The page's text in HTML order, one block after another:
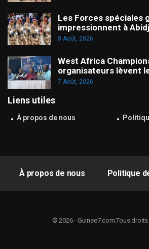
Les Forces spéciales
impressionnent à
8 Août, 2026
West Africa
organisateurs lèvent
7 Août, 2026
Liens utiles
À propos de nous
À propos de nous Politique
© 2026 - Guinee7.com.Tous droits